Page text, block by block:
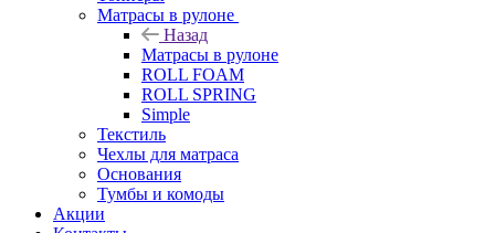
Матрасы в рулоне
Назад
Матрасы в рулоне
ROLL FOAM
ROLL SPRING
Simple
Текстиль
Чехлы для матраса
Основания
Тумбы и комоды
Акции